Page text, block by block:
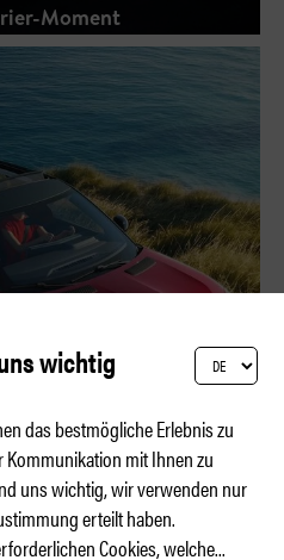
Moment
wichtig
das bestmögliche Erlebnis zu
Kommunikation mit Ihnen zu
uns wichtig, wir verwenden nur
erteilt haben.
Cookies, welche...